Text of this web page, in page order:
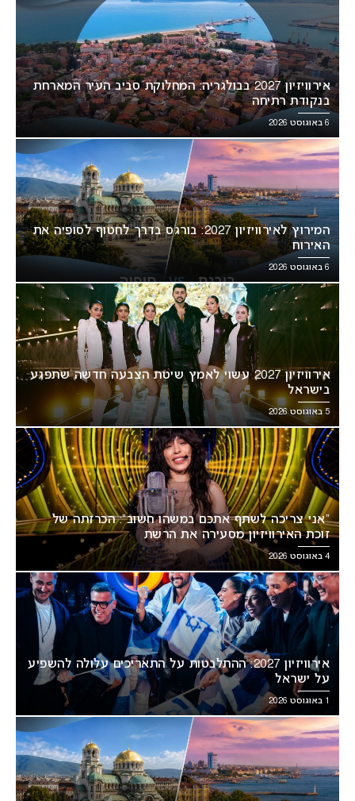
אירוויזיון 2027 בבולגריה: המחלוקת סביב העיר המארחת
בנקודת רתיחה
6 באוגוסט 2026
המירוץ לאירוויזיון 2027: בורגס בדרך לחטוף לסופיה את
האירוח
6 באוגוסט 2026
אירוויזיון 2027 עשוי לאמץ שיטת הצבעה חדשה שתפגע
בישראל
5 באוגוסט 2026
“אני צריכה לשתף אתכם במשהו חשוב”: הכרזתה של
זוכת האירוויזיון מסעירה את הרשת
4 באוגוסט 2026
אירוויזיון 2027: ההתלבטות על התאריכים עלולה להשפיע
על ישראל
1 באוגוסט 2026